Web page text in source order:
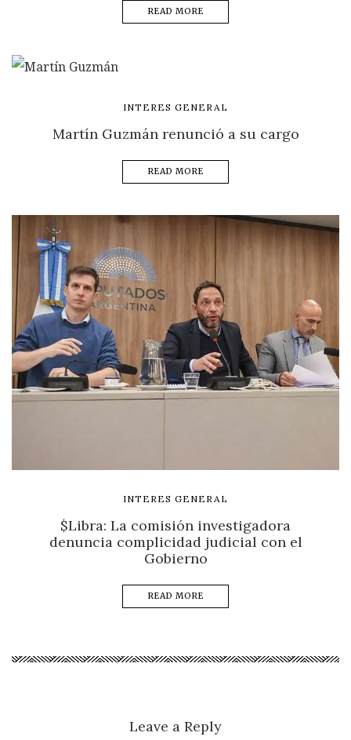
READ MORE
INTERES GENERAL
Martín Guzmán renunció a su cargo
READ MORE
INTERES GENERAL
$Libra: La comisión investigadora
denuncia complicidad judicial con el
Gobierno
READ MORE
Leave a Reply